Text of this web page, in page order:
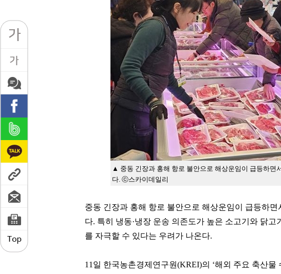
▲ 중동 긴장과 홍해 항로 불안으로 해상운임이 급등하면
다. ⓒ스카이데일리
중동 긴장과 홍해 항로 불안으로 해상운임이 급등하
다. 특히 냉동·냉장 운송 의존도가 높은 소고기와 닭
를 자극할 수 있다는 우려가 나온다.
11 일 한국농촌경제연구원(KREI)의 ‘해외 주요 축산물